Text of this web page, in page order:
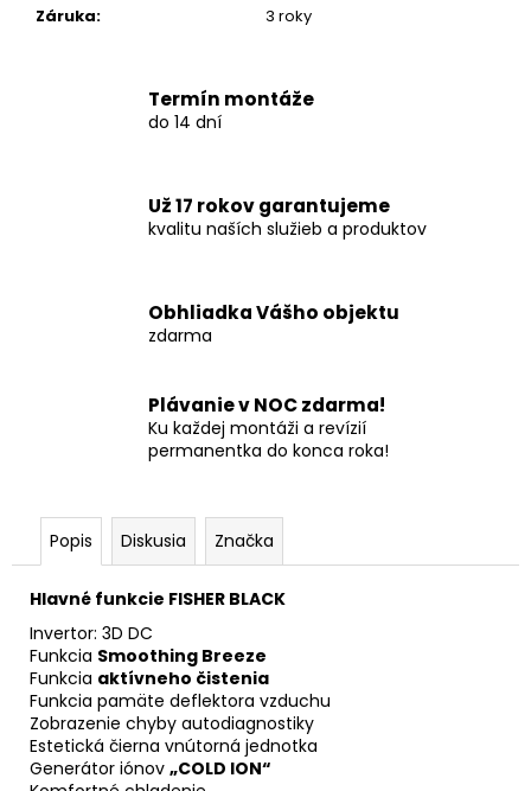
Záruka: 3 roky
Termín montáže
do 14 dní
Už 17 rokov garantujeme
kvalitu naších služieb a produktov
Obhliadka Vášho objektu
zdarma
Plávanie v NOC zdarma!
Ku každej montáži a revízií
permanentka do konca roka!
Popis Diskusia Značka
Hlavné funkcie FISHER BLACK
Invertor: 3D DC
Funkcia Smoothing Breeze
Funkcia aktívneho čistenia
Funkcia pamäte deflektora vzduchu
Zobrazenie chyby autodiagnostiky
Estetická čierna vnútorná jednotka
Generátor iónov „COLD ION“